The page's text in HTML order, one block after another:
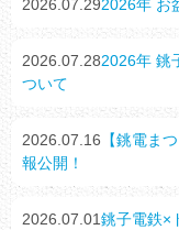
2026.07.292026年 お
2026.07.282026年 銚
ついて
2026.07.16 【銚電ま
報公開！
2026.07.01銚子電鉄×